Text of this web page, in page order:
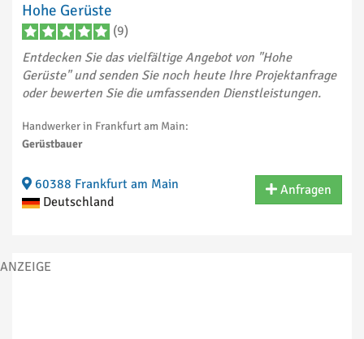
Hohe Gerüste
(9)
Entdecken Sie das vielfältige Angebot von "Hohe
Gerüste" und senden Sie noch heute Ihre Projektanfrage
oder bewerten Sie die umfassenden Dienstleistungen.
Handwerker in Frankfurt am Main:
Gerüstbauer
60388 Frankfurt am Main
Deutschland
Anfragen